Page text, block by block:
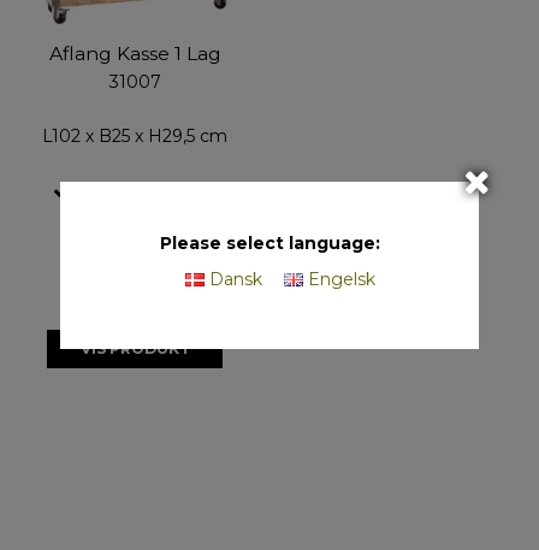
Aflang Kasse 1 Lag
31007
L102 x B25 x H29,5 cm
VIS PRODUKT
Please select language:
Dansk
Engelsk